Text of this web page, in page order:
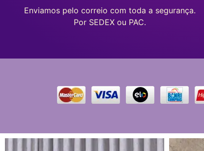
Enviamos pelo correio com toda a segurança.
Por SEDEX ou PAC.